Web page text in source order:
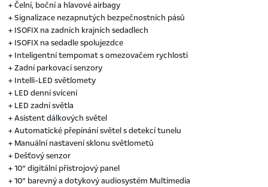
+ Čelní, boční a hlavové airbagy
+ Signalizace nezapnutých bezpečnostních pásů
+ ISOFIX na zadních krajních sedadlech
+ ISOFIX na sedadle spolujezdce
+ Inteligentní tempomat s omezovačem rychlosti
+ Zadní parkovací senzory
+ Intelli-LED světlomety
+ LED denní svícení
+ LED zadní světla
+ Asistent dálkových světel
+ Automatické přepínání světel s detekcí tunelu
+ Manuální nastavení sklonu světlometů
+ Dešťový senzor
+ 10“ digitální přístrojový panel
+ 10“ barevný a dotykový audiosystém Multimedia